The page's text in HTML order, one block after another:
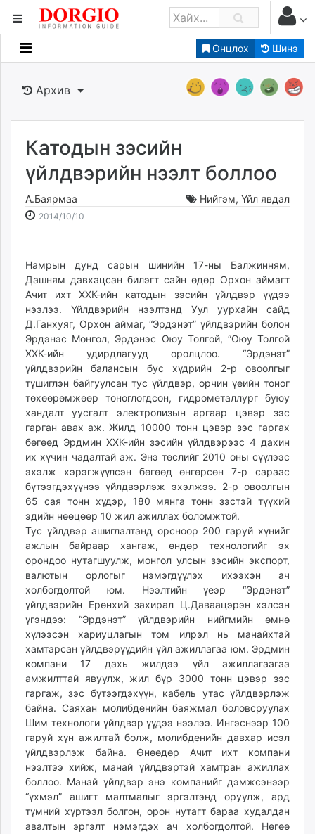
Онцлох Шинэ
Мэдээллийн
Банк санхүү
Бизнес ААН
Төрийн
Нийслэлийн
dorgio.mn
Gogo.mn
zindaa.mn
Baabar.mn
tovch.mn
ikon.mn
mnb.mn
Livetv.mn
Eguur.mn
24tsag.mn
shuud.mn
eagle.mn
ergelt.mn
zarig.mn
today.mn
zuv.mn
mminfo.mn
ugluu.mn
unen.mn
asu.mn
shudarga.mn
shuurhai.mn
unuudur.mn
isee.mn
mglradio.com
fact.mn
itoim.mn
tumen.mn
shuum.mn
times.mn
tvmongolia.mn
mass.mn
unegui.mn
Архив
Катодын зэсийн
үйлдвэрийн нээлт боллоо
А.Баярмаа Нийгэм, Үйл явдал
2014/10/10
10:10:10
12:42:36
Намрын дунд сарын шинийн 17-ны Балжинням,
Дашням давхацсан билэгт сайн өдөр Орхон аймагт
Ачит ихт ХХК-ийн катодын зэсийн үйлдвэр үүдээ
нээлээ. Үйлдвэрийн нээлтэнд Уул уурхайн сайд
Д.Ганхуяг, Орхон аймаг, “Эрдэнэт” үйлдвэрийн болон
Эрдэнэс Монгол, Эрдэнэс Оюу Толгой, “Оюу Толгой
ХХК-ийн удирдлагууд оролцлоо. “Эрдэнэт”
үйлдвэрийн балансын бус хүдрийн 2-р овоолгыг
түшиглэн байгуулсан тус үйлдвэр, орчин үеийн тоног
төхөөрөмжөөр тоноглогдсон, гидрометаллург буюу
хандалт уусгалт электролизын аргаар цэвэр зэс
гарган авах аж. Жилд 10000 тонн цэвэр зэс гаргах
бөгөөд Эрдмин ХХК-ийн зэсийн үйлдвэрээс 4 дахин
их хүчин чадалтай аж. Энэ төслийг 2010 оны сүүлээс
эхэлж хэрэгжүүлсэн бөгөөд өнгөрсөн 7-р сараас
бүтээгдэхүүнээ үйлдвэрлэж эхэлжээ. 2-р овоолгын
65 сая тонн хүдэр, 180 мянга тонн зэстэй түүхий
эдийн нөөцөөр 10 жил ажиллах боломжтой.
Тус үйлдвэр ашиглалтанд орсноор 200 гаруй хүнийг
ажлын байраар хангаж, өндөр технологийг эх
орондоо нутагшуулж, монгол улсын зэсийн экспорт,
валютын орлогыг нэмэгдүүлэх ихээхэн ач
холбогдолтой юм. Нээлтийн үеэр “Эрдэнэт”
үйлдвэрийн Ерөнхий захирал Ц.Даваацэрэн хэлсэн
үгэндээ: “Эрдэнэт” үйлдвэрийн нийгмийн өмнө
хүлээсэн хариуцлагын том илрэл нь манайхтай
хамтарсан үйлдвэрүүдийн үйл ажиллагаа юм. Эрдмин
компани 17 дахь жилдээ үйл ажиллагаагаа
амжилттай явуулж, жил бүр 3000 тонн цэвэр зэс
гаргаж, зэс бүтээгдэхүүн, кабель утас үйлдвэрлэж
байна. Саяхан молибденийн баяжмал боловсруулах
Шим технологи үйлдвэр үүдээ нээлээ. Ингэснээр 100
гаруй хүн ажилтай болж, молибденийн давхар исэл
үйлдвэрлэж байна. Өнөөдөр Ачит ихт компани
нээлтээ хийж, манай үйлдвэртэй хамтран ажиллах
боллоо. Манай үйлдвэр энэ компанийг дэмжсэнээр
“үхмэл” ашигт малтмалыг эргэлтэнд оруулж, ард
түмний хүртээл болгон, орон нутагт бараа худалдан
авалтын эргэлт нэмэгдэх ач холбогдолтой. Нөгөө